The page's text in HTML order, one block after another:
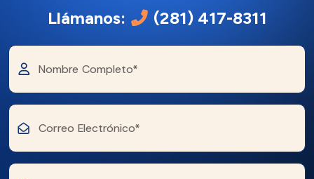
Llámanos: (281) 417-8311